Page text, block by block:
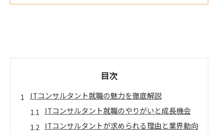
目次
ITコンサルタント就職の魅力を徹底解説
ITコンサルタント就職のやりがいと成長機会
ITコンサルタントが求められる理由と業界動向